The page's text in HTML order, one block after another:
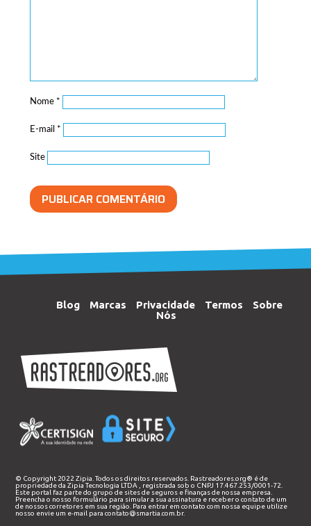
Nome *
E-mail *
Site
Blog Marcas Privacidade Termos
Sobre
Nós
© Copyright 2022 Zipia. Todos os direitos reservados. Rastreadores.org® é de
propriedade daZipia Tecnologia LTDA
, registrada sob o CNPJ 17.467.253/0001-72.
Este portal faz parte do grupo de sites de seguros e finanças de nossa empresa.
Preencha o nosso formulário para simular a sua assinatura e receber o contato de um
de nossos corretores em sua região. Para entrar em contato com nossa equipe utilize
nosso envie um e-mail paracontato@smartia.com.br.